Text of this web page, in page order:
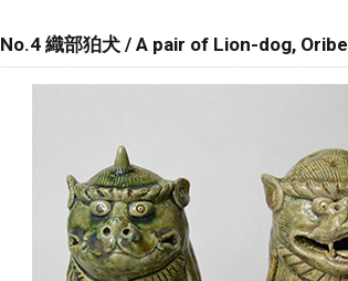
No.4 織部狛犬 / A pair of Lion-dog, Oribe